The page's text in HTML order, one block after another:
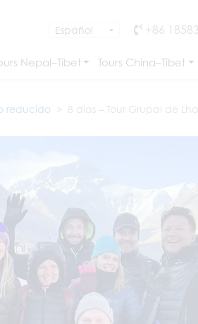
+86
Nepal–Tíbet Tours China–Tíbet
reducido 8 días – Tour Grupal de